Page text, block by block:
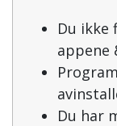
Du ikke
appene
Du har